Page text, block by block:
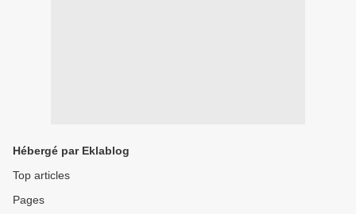
Hébergé par Eklablog
Top articles
Pages